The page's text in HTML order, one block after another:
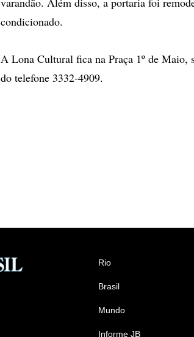
condicionado.
A Lona Cultural fica na Praça 1º de Maio,
do telefone 3332-4909.
Rio
Brasil
Mundo
Informe JB